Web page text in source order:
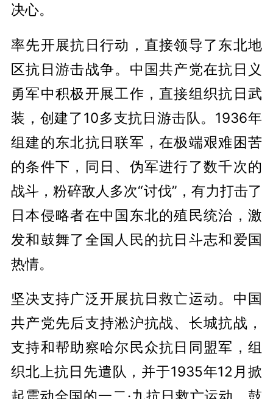
决心。
率先开展抗日行动，直接领导了东北地
区抗日游击战争。中国共产党在抗日义
勇军中积极开展工作，直接组织抗日武
装，创建了10多支抗日游击队。1936年
组建的东北抗日联军，在极端艰难困苦
的条件下，同日、伪军进行了数千次的
战斗，粉碎敌人多次“讨伐”，有力打击了
日本侵略者在中国东北的殖民统治，激
发和鼓舞了全国人民的抗日斗志和爱国
热情。
坚决支持广泛开展抗日救亡运动。中国
共产党先后支持淞沪抗战、长城抗战，
支持和帮助察哈尔民众抗日同盟军，组
织北上抗日先遣队，并于1935年12月掀